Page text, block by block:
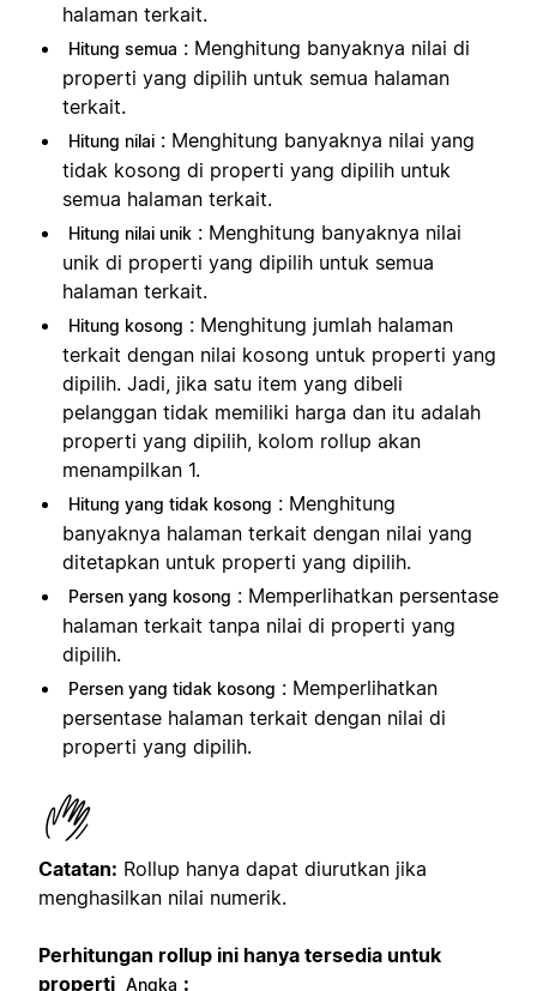
halaman terkait.
Hitung semua : Menghitung banyaknya nilai di
properti yang dipilih untuk semua halaman
terkait.
Hitung nilai : Menghitung banyaknya nilai yang
tidak kosong di properti yang dipilih untuk
semua halaman terkait.
Hitung nilai unik : Menghitung banyaknya nilai
unik di properti yang dipilih untuk semua
halaman terkait.
Hitung kosong : Menghitung jumlah halaman
terkait dengan nilai kosong untuk properti yang
dipilih. Jadi, jika satu item yang dibeli
pelanggan tidak memiliki harga dan itu adalah
properti yang dipilih, kolom rollup akan
menampilkan 1.
Hitung yang tidak kosong : Menghitung
banyaknya halaman terkait dengan nilai yang
ditetapkan untuk properti yang dipilih.
Persen yang kosong : Memperlihatkan persentase
halaman terkait tanpa nilai di properti yang
dipilih.
Persen yang tidak kosong : Memperlihatkan
persentase halaman terkait dengan nilai di
properti yang dipilih.
Catatan: Rollup hanya dapat diurutkan jika
menghasilkan nilai numerik.
Perhitungan rollup ini hanya tersedia untuk
properti Angka :